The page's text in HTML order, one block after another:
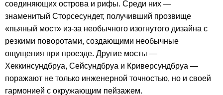
соединяющих острова и рифы. Среди них —
знаменитый Сторсесундет, получивший прозвище
«пьяный мост» из-за необычного изогнутого дизайна с
резкими поворотами, создающими необычные
ощущения при проезде. Другие мосты —
Хеккинсундбруa, Сейсундбруа и Криверсундбруа —
поражают не только инженерной точностью, но и своей
гармонией с окружающим пейзажем.